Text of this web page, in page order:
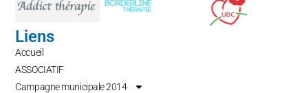
Liens
Accueil
ASSOCIATIF
Campagne municipale 2014